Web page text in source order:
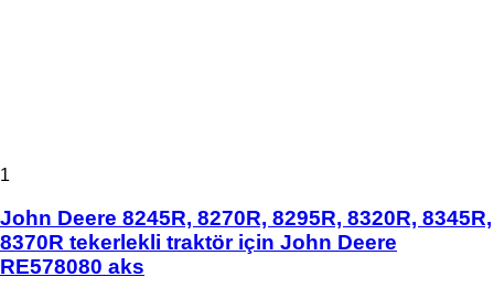
1
John Deere 8245R, 8270R, 8295R, 8320R, 8345R,
8370R tekerlekli traktör için John Deere
RE578080 aks